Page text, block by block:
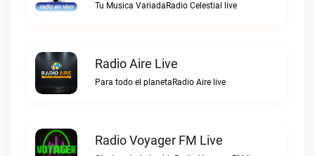
Tu Musica VariadaRadio Celestial live
Radio Aire Live
Para todo el planetaRadio Aire live
Radio Voyager FM Live